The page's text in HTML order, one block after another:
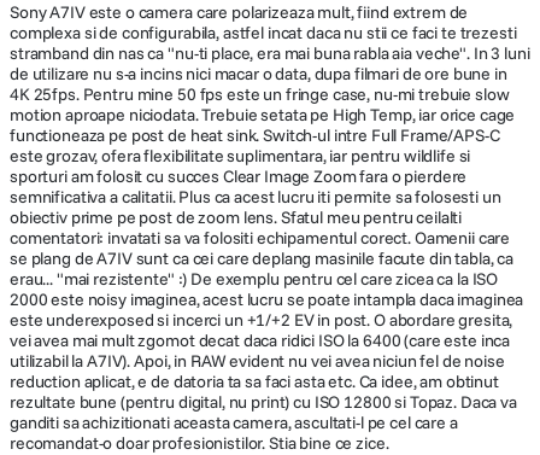
Suport pentru S-Cinetone, Efect creativ si S-Log3. Matricea de culori S-
Cinetone, bazata pe tehnologie obtinuta prin dezvoltarea camerelor
CineAlta precum VENICE, reda un aspect impresionant, cu nuante
superbe ale pielii, fara postproductie. Presetarile Efect creativ
genereaza alte senzatii vizuale interesante sau puteti utiliza setarea
gamma S-Log3 pentru a accesa intregul interval dinamic (peste 15
trepte) pentru fluxuri de lucru mai fluide in postproductie.
Sony A7IV este o camera care polarizeaza mult, fiind extrem de
complexa si de configurabila, astfel incat daca nu stii ce faci te trezesti
stramband din nas ca "nu-ti place, era mai buna rabla aia veche". In 3 luni
de utilizare nu s-a incins nici macar o data, dupa filmari de ore bune in
4K 25fps. Pentru mine 50 fps este un fringe case, nu-mi trebuie slow
motion aproape niciodata. Trebuie setata pe High Temp, iar orice cage
functioneaza pe post de heat sink. Switch-ul intre Full Frame/APS-C
este grozav, ofera flexibilitate suplimentara, iar pentru wildlife si
sporturi am folosit cu succes Clear Image Zoom fara o pierdere
semnificativa a calitatii. Plus ca acest lucru iti permite sa folosesti un
obiectiv prime pe post de zoom lens. Sfatul meu pentru ceilalti
comentatori: invatati sa va folositi echipamentul corect. Oamenii care
se plang de A7IV sunt ca cei care deplang masinile facute din tabla, ca
erau... "mai rezistente" :) De exemplu pentru cel care zicea ca la ISO
2000 este noisy imaginea, acest lucru se poate intampla daca imaginea
este underexposed si incerci un +1/+2 EV in post. O abordare gresita,
vei avea mai mult zgomot decat daca ridici ISO la 6400 (care este inca
utilizabil la A7IV). Apoi, in RAW evident nu vei avea niciun fel de noise
reduction aplicat, e de datoria ta sa faci asta etc. Ca idee, am obtinut
rezultate bune (pentru digital, nu print) cu ISO 12800 si Topaz. Daca va
ganditi sa achizitionati aceasta camera, ascultati-l pe cel care a
recomandat-o doar profesionistilor. Stia bine ce zice.